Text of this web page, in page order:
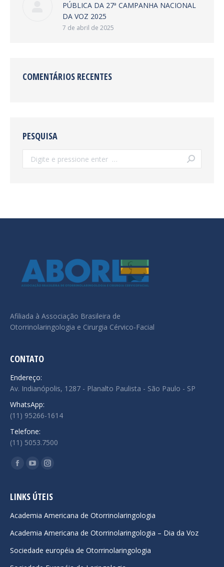
PÚBLICA DA 27ª CAMPANHA NACIONAL
DA VOZ 2025
7 de abril de 2025
COMENTÁRIOS RECENTES
PESQUISA
Search:
Afiliada à Associação Brasileira de
Otorrinolaringologia e Cirurgia Cérvico-Facial
CONTATO
Endereço:
Av. Indianópolis, 1287 - Planalto Paulista - São Paulo - SP
WhatsApp:
(11) 95266-1614
Telefone:
(11) 5053.7500
Encontre-nos em:
Facebook
opens
new
window
YouTube
opens
new
window
Instagram
opens
new
window
LINKS ÚTEIS
Academia Americana de Otorrinolaringologia
Academia Americana de Otorrinolaringologia – Dia da Voz
Sociedade européia de Otorrinolaringologia